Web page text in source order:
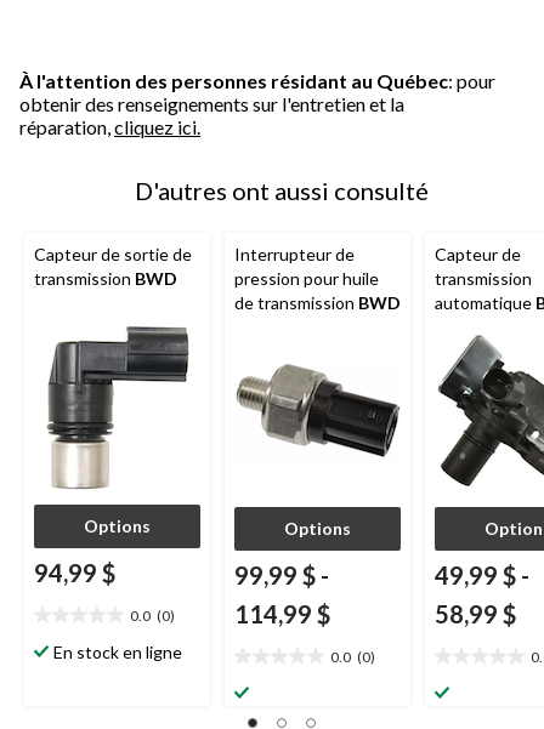
À l'attention des personnes résidant au Québec: pour
obtenir des renseignements sur l'entretien et la
réparation, cliquez ici.
D'autres ont aussi consulté
Capteur de sortie de
transmission BWD
Options
94,99 $
0.0 (0)
étoile(s)
En stock en ligne
Interrupteur de
pression pour huile
de transmission BWD
Options
99,99 $ -
114,99 $
0.0 (0)
étoile(s)
sur
Capteur de
transmission
automatique
49,99 $ -
58,99 $
étoile(s)